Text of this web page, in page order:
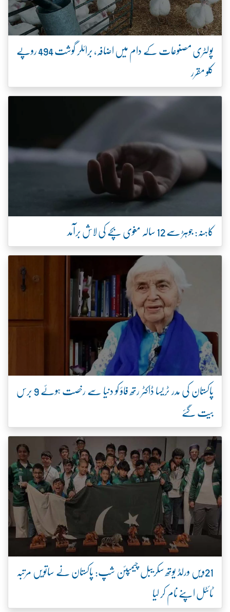
پولٹری مصنوعات کے دام میں اضافہ، برائلر گوشت 494 روپے
کلو مقرر
کاہنہ: جوہڑ سے 12 سالہ مغوی بچے کی لاش برآمد
پاکستان کی مدر ٹریسا ڈاکٹر رتھ فاؤ کو دنیا سے رخصت ہوئے 9 برس
بیت گئے
21ویں ورلڈ یوتھ سکریبل چیمپئن شپ: پاکستان نے ساتویں مرتبہ
ٹائٹل اپنے نام کر لیا